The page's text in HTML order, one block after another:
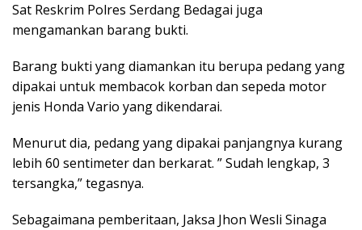
Sat Reskrim Polres Serdang Bedagai juga
mengamankan barang bukti.
Barang bukti yang diamankan itu berupa pedang yang
dipakai untuk membacok korban dan sepeda motor
jenis Honda Vario yang dikendarai.
Menurut dia, pedang yang dipakai panjangnya kurang
lebih 60 sentimeter dan berkarat. ” Sudah lengkap, 3
tersangka,” tegasnya.
Sebagaimana pemberitaan, Jaksa Jhon Wesli Sinaga